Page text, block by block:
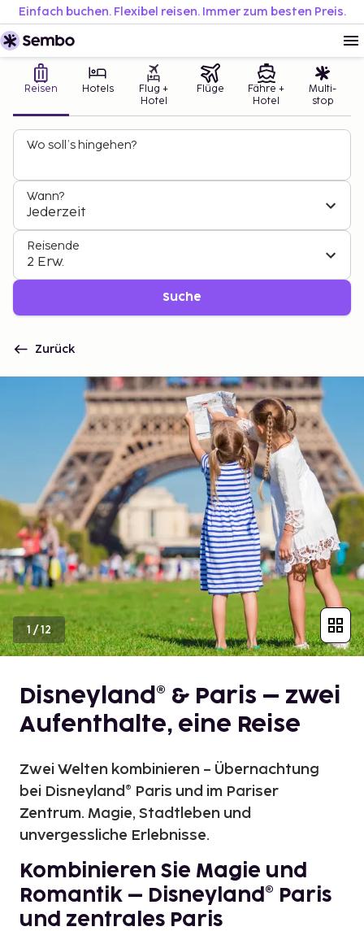
Einfach buchen. Flexibel reisen. Immer zum besten Preis.
Reisen Hotels
Flug +
Hotel
Flüge
Fähre +
Hotel
Multi-
stop
Wo soll’s hingehen?
Wann?
Jederzeit
Reisende
2 Erw.
Suche
Zurück
1 /12
Disneyland® & Paris – zwei
Aufenthalte, eine Reise
Zwei Welten kombinieren – Übernachtung
bei Disneyland® Paris und im Pariser
Zentrum. Magie, Stadtleben und
unvergessliche Erlebnisse.
Kombinieren Sie Magie und
Romantik – Disneyland® Paris
und zentrales Paris